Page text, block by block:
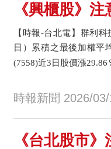
《興櫃股》
【時報-台北電】群利
日）累積之最後加權
(7558)近3日股價漲29.86
時報新聞 2026/
《台北股市